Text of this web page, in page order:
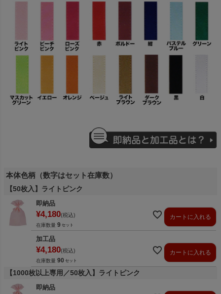
本体色柄（数字はセット在庫数）
【50枚入】ライトピンク
即納品
¥4,180 税込
在庫数量 9
カートに入れる
加工品
¥4,180 税込
在庫数量 90
カートに入れる
【1000枚以上専用／50枚入】ライトピンク
即納品